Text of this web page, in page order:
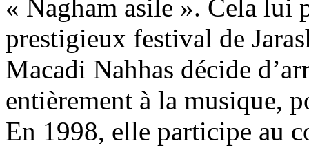
« Nagham asile ». Cela lui
prestigieux festival de
Macadi Nahhas décide
entièrement à la musique,
En 1998, elle participe au